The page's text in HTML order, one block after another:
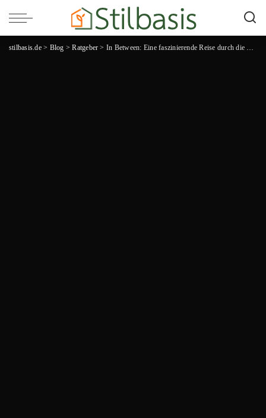
stilbasis.de> Blog >Ratgeber > In Between: Eine faszinierende Reise durch die Zwischenräume des Lebens